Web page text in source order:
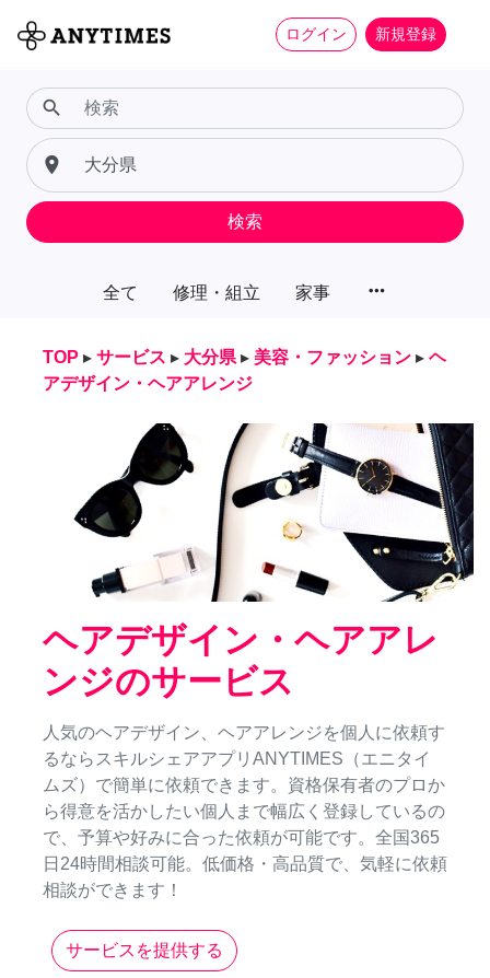
ログイン 新規登録
全て 修理・組立 家事 more_horiz
search
place
検索
TOP ▸ サービス ▸ 大分県 ▸ 美容・ファッション ▸ ヘ
アデザイン・ヘアアレンジ
ヘアデザイン・ヘアアレ
ンジのサービス
人気のヘアデザイン、ヘアアレンジを個人に依頼す
るならスキルシェアアプリANYTIMES（エニタイ
ムズ）で簡単に依頼できます。資格保有者のプロか
ら得意を活かしたい個人まで幅広く登録しているの
で、予算や好みに合った依頼が可能です。全国365
日24時間相談可能。低価格・高品質で、気軽に依頼
相談ができます！
サービスを提供する